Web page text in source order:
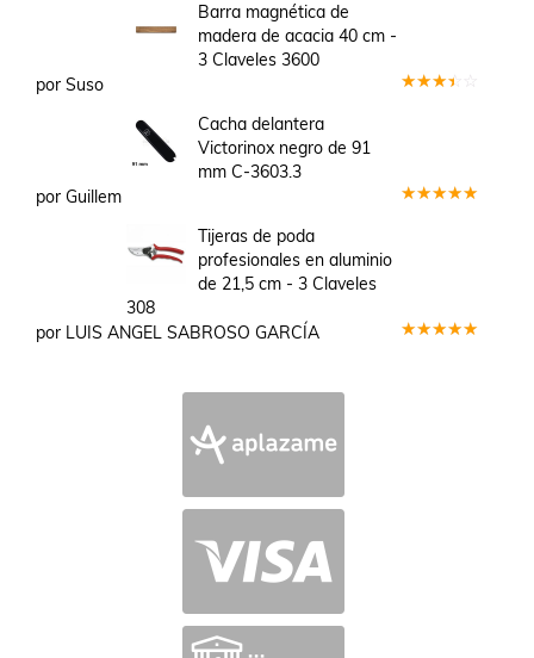
Barra magnética de
madera de acacia 40 cm -
3 Claveles 3600
por Suso
Cacha delantera
Victorinox negro de 91
mm C-3603.3
por Guillem
Tijeras de poda
profesionales en aluminio
de 21,5 cm - 3 Claveles
308
por LUIS ANGEL SABROSO GARCÍA